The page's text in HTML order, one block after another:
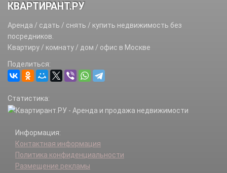
КВАРТИРАНТ.РУ
Аренда / сдать / снять / купить недвижимость без
посредников.
Квартиру / комнату / дом / офис в Москве
Поделиться:
Статистика:
Информация:
Контактная информация
Политика конфиденциальности
Размещение рекламы